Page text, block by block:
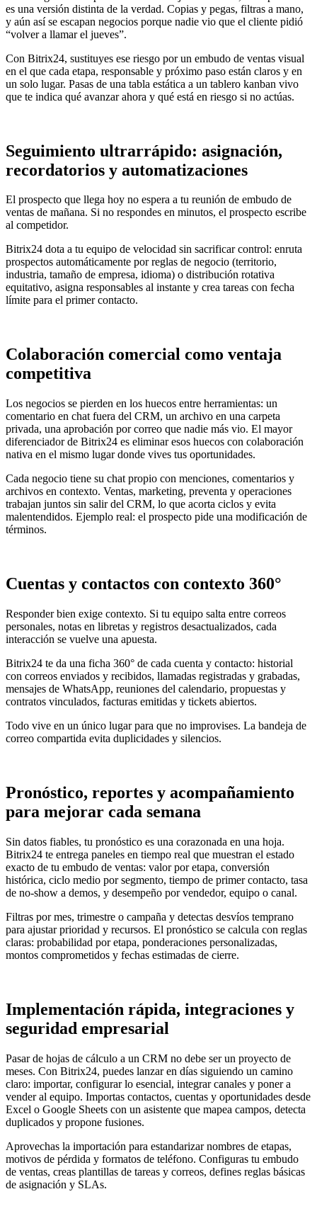
es una versión distinta de la verdad. Copias y pegas, filtras a mano,
y aún así se escapan negocios porque nadie vio que el cliente pidió
“volver a llamar el jueves”.
Con Bitrix24, sustituyes ese riesgo por un embudo de ventas visual
en el que cada etapa, responsable y próximo paso están claros y en
un solo lugar. Pasas de una tabla estática a un tablero kanban vivo
que te indica qué avanzar ahora y qué está en riesgo si no actúas.
Seguimiento ultrarrápido: asignación,
recordatorios y automatizaciones
El prospecto que llega hoy no espera a tu reunión de embudo de
ventas de mañana. Si no respondes en minutos, el prospecto escribe
al competidor.
Bitrix24 dota a tu equipo de velocidad sin sacrificar control: enruta
prospectos automáticamente por reglas de negocio (territorio,
industria, tamaño de empresa, idioma) o distribución rotativa
equitativo, asigna responsables al instante y crea tareas con fecha
límite para el primer contacto.
Colaboración comercial como ventaja
competitiva
Los negocios se pierden en los huecos entre herramientas: un
comentario en chat fuera del CRM, un archivo en una carpeta
privada, una aprobación por correo que nadie más vio. El mayor
diferenciador de Bitrix24 es eliminar esos huecos con colaboración
nativa en el mismo lugar donde vives tus oportunidades.
Cada negocio tiene su chat propio con menciones, comentarios y
archivos en contexto. Ventas, marketing, preventa y operaciones
trabajan juntos sin salir del CRM, lo que acorta ciclos y evita
malentendidos. Ejemplo real: el prospecto pide una modificación de
términos.
Cuentas y contactos con contexto 360°
Responder bien exige contexto. Si tu equipo salta entre correos
personales, notas en libretas y registros desactualizados, cada
interacción se vuelve una apuesta.
Bitrix24 te da una ficha 360° de cada cuenta y contacto: historial
con correos enviados y recibidos, llamadas registradas y grabadas,
mensajes de WhatsApp, reuniones del calendario, propuestas y
contratos vinculados, facturas emitidas y tickets abiertos.
Todo vive en un único lugar para que no improvises. La bandeja de
correo compartida evita duplicidades y silencios.
Pronóstico, reportes y acompañamiento
para mejorar cada semana
Sin datos fiables, tu pronóstico es una corazonada en una hoja.
Bitrix24 te entrega paneles en tiempo real que muestran el estado
exacto de tu embudo de ventas: valor por etapa, conversión
histórica, ciclo medio por segmento, tiempo de primer contacto, tasa
de no-show a demos, y desempeño por vendedor, equipo o canal.
Filtras por mes, trimestre o campaña y detectas desvíos temprano
para ajustar prioridad y recursos. El pronóstico se calcula con reglas
claras: probabilidad por etapa, ponderaciones personalizadas,
montos comprometidos y fechas estimadas de cierre.
Implementación rápida, integraciones y
seguridad empresarial
Pasar de hojas de cálculo a un CRM no debe ser un proyecto de
meses. Con Bitrix24, puedes lanzar en días siguiendo un camino
claro: importar, configurar lo esencial, integrar canales y poner a
vender al equipo. Importas contactos, cuentas y oportunidades desde
Excel o Google Sheets con un asistente que mapea campos, detecta
duplicados y propone fusiones.
Aprovechas la importación para estandarizar nombres de etapas,
motivos de pérdida y formatos de teléfono. Configuras tu embudo
de ventas, creas plantillas de tareas y correos, defines reglas básicas
de asignación y SLAs.